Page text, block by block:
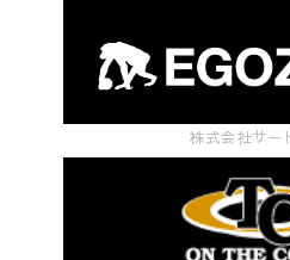
株式会社サー